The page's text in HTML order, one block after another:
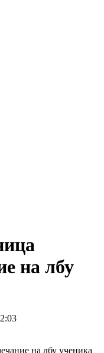
на лбу